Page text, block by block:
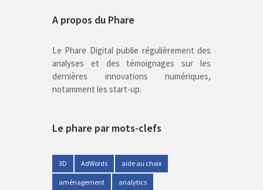
A propos du Phare
Le Phare Digital publie régulièrement des
analyses et des témoignages sur les
dernières innovations numériques,
notamment les start-up.
Le phare par mots-clefs
3D AdWords aide au choix
aménagement analytics